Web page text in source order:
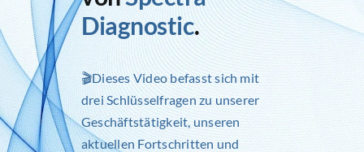
Diagnostic.
🎬Dieses Video befasst sich mit
drei Schlüsselfragen zu unserer
Geschäftstätigkeit, unseren
aktuellen Fortschritten und